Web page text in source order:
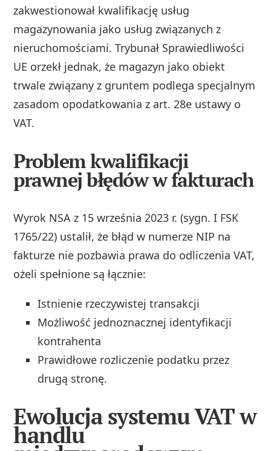
zakwestionował kwalifikację usług
magazynowania jako usług związanych z
nieruchomościami. Trybunał Sprawiedliwości
UE orzekł jednak, że magazyn jako obiekt
trwale związany z gruntem podlega specjalnym
zasadom opodatkowania z art. 28e ustawy o
VAT.
Problem kwalifikacji
prawnej błędów w fakturach
Wyrok NSA z 15 września 2023 r. (sygn. I FSK
1765/22) ustalił, że błąd w numerze NIP na
fakturze nie pozbawia prawa do odliczenia VAT,
ożeli spełnione są łącznie:
Istnienie rzeczywistej transakcji
Możliwość jednoznacznej identyfikacji
kontrahenta
Prawidłowe rozliczenie podatku przez
drugą stronę.
Ewolucja systemu VAT w
handlu